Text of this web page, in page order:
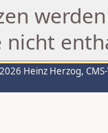
nicht
Heinz Herzog,